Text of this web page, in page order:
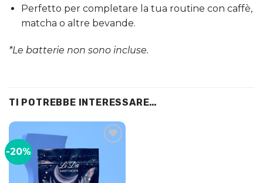
Perfetto per completare la tua routine con caffè,
matcha o altre bevande.
*Le batterie non sono incluse.
TI POTREBBE INTERESSARE…
-20%
Add to
wishlist